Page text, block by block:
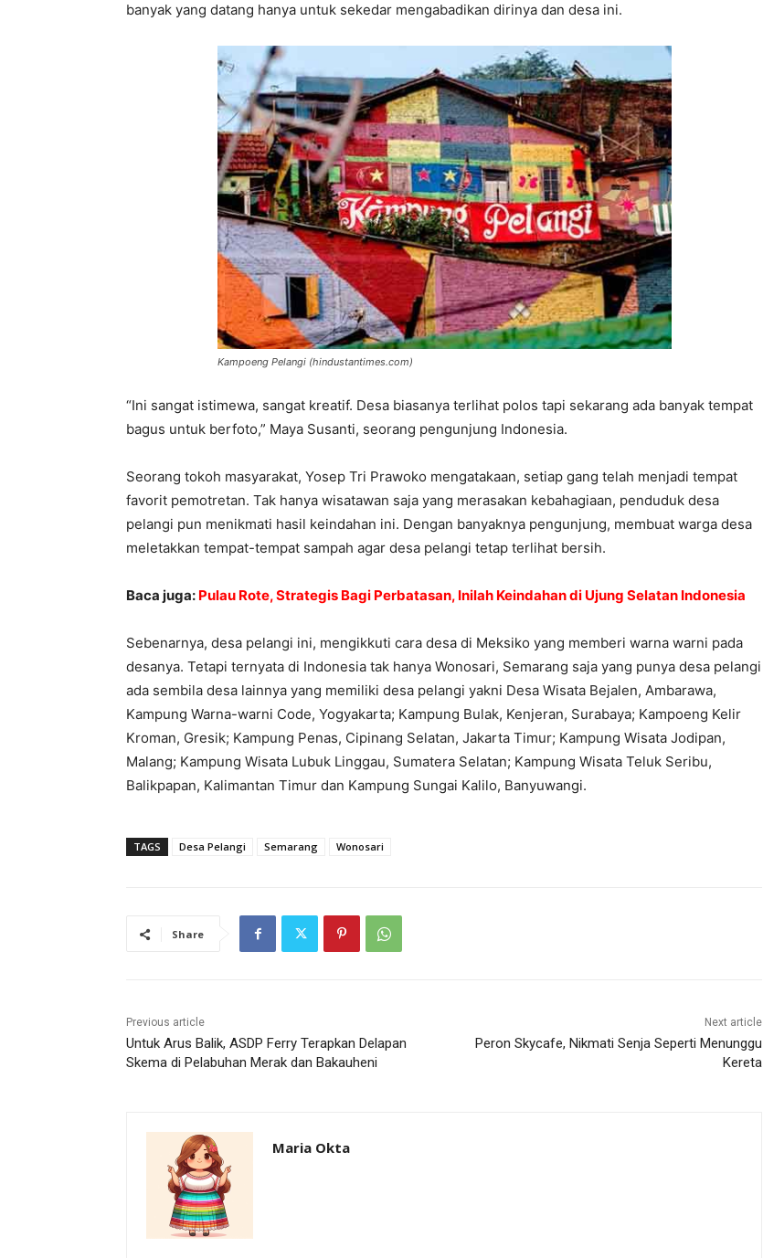
banyak yang datang hanya untuk sekedar mengabadikan dirinya dan desa ini.
Kampoeng Pelangi (hindustantimes.com)
“Ini sangat istimewa, sangat kreatif. Desa biasanya terlihat polos tapi sekarang ada banyak tempat
bagus untuk berfoto,” Maya Susanti, seorang pengunjung Indonesia.
Seorang tokoh masyarakat, Yosep Tri Prawoko mengatakaan, setiap gang telah menjadi tempat
favorit pemotretan. Tak hanya wisatawan saja yang merasakan kebahagiaan, penduduk desa
pelangi pun menikmati hasil keindahan ini. Dengan banyaknya pengunjung, membuat warga desa
meletakkan tempat-tempat sampah agar desa pelangi tetap terlihat bersih.
Baca juga: Pulau Rote, Strategis Bagi Perbatasan, Inilah Keindahan di Ujung Selatan Indonesia
Sebenarnya, desa pelangi ini, mengikkuti cara desa di Meksiko yang memberi warna warni pada
desanya. Tetapi ternyata di Indonesia tak hanya Wonosari, Semarang saja yang punya desa pelangi
ada sembila desa lainnya yang memiliki desa pelangi yakni Desa Wisata Bejalen, Ambarawa,
Kampung Warna-warni Code, Yogyakarta; Kampung Bulak, Kenjeran, Surabaya; Kampoeng Kelir
Kroman, Gresik; Kampung Penas, Cipinang Selatan, Jakarta Timur; Kampung Wisata Jodipan,
Malang; Kampung Wisata Lubuk Linggau, Sumatera Selatan; Kampung Wisata Teluk Seribu,
Balikpapan, Kalimantan Timur dan Kampung Sungai Kalilo, Banyuwangi.
TAGS Desa Pelangi Semarang Wonosari
Share
Previous article
Untuk Arus Balik, ASDP Ferry Terapkan Delapan
Skema di Pelabuhan Merak dan Bakauheni
Next article
Peron Skycafe, Nikmati Senja Seperti Menunggu
Kereta
Maria Okta